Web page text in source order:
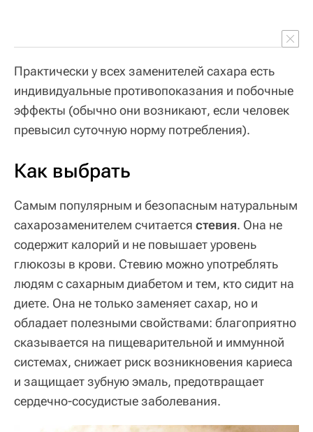
Практически у всех заменителей сахара есть
индивидуальные противопоказания и побочные
эффекты (обычно они возникают, если человек
превысил суточную норму потребления).
Как выбрать
Самым популярным и безопасным натуральным
сахарозаменителем считается стевия. Она не
содержит калорий и не повышает уровень
глюкозы в крови. Стевию можно употреблять
людям с сахарным диабетом и тем, кто сидит на
диете. Она не только заменяет сахар, но и
обладает полезными свойствами: благоприятно
сказывается на пищеварительной и иммунной
системах, снижает риск возникновения кариеса
и защищает зубную эмаль, предотвращает
сердечно-сосудистые заболевания.